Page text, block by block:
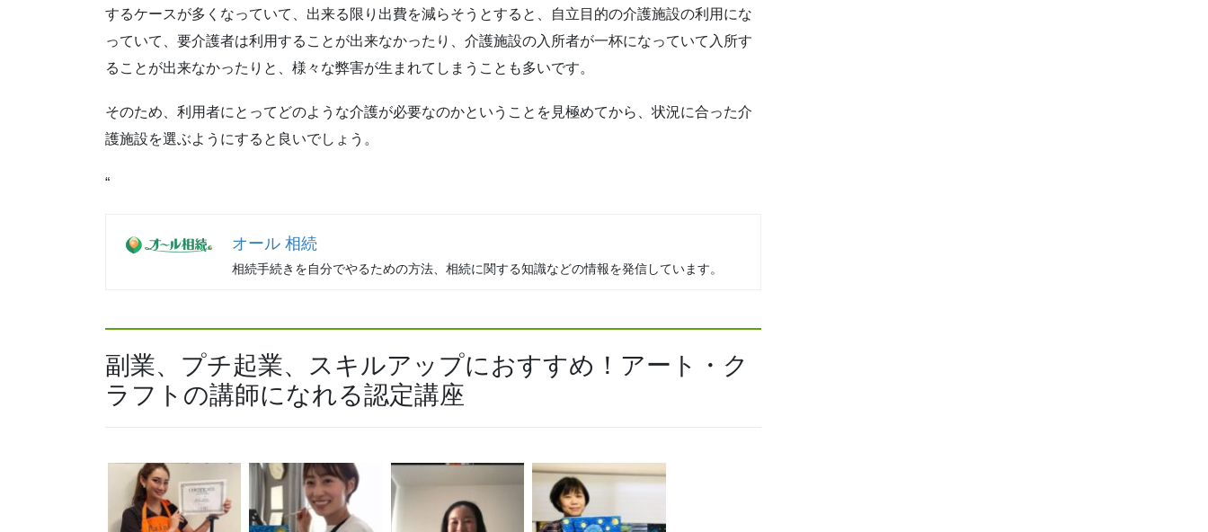
するケースが多くなっていて、出来る限り出費を減らそうとすると、自立目的の介護施設の利用にな
っていて、要介護者は利用することが出来なかったり、介護施設の入所者が一杯になっていて入所す
ることが出来なかったりと、様々な弊害が生まれてしまうことも多いです。
そのため、利用者にとってどのような介護が必要なのかということを見極めてから、状況に合った介
護施設を選ぶようにすると良いでしょう。
“
オール 相続
相続手続きを自分でやるための方法、相続に関する知識などの情報を発信しています。
副業、プチ起業、スキルアップにおすすめ！アート・ク
ラフトの講師になれる認定講座